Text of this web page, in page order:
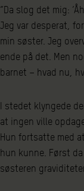
”Da slog det mig:
Jeg var desperat,
min søster. Jeg
ende på det. Men
barnet – hvad nu,
I stedet klyngede
at ingen ville
Hun fortsatte med
hun kunne. Først
søsteren